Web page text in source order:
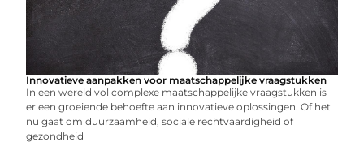
Innovatieve aanpakken voor maatschappelijke vraagstukken
In een wereld vol complexe maatschappelijke vraagstukken is
er een groeiende behoefte aan innovatieve oplossingen. Of het
nu gaat om duurzaamheid, sociale rechtvaardigheid of
gezondheid